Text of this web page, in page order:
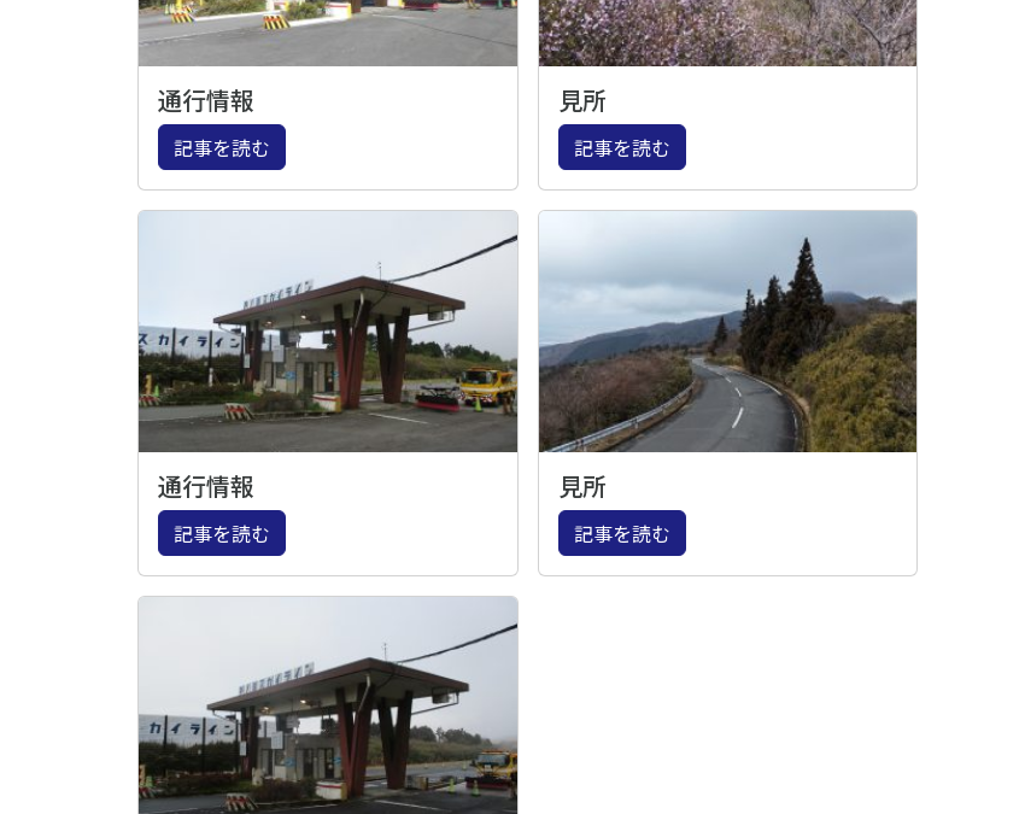
通行情報
記事を読む
見所
記事を読む
通行情報
記事を読む
見所
記事を読む